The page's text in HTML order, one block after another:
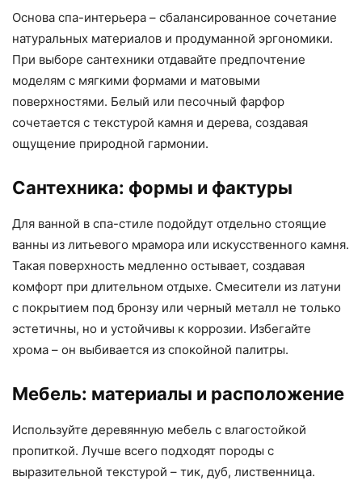
Основа спа-интерьера – сбалансированное сочетание
натуральных материалов и продуманной эргономики.
При выборе сантехники отдавайте предпочтение
моделям с мягкими формами и матовыми
поверхностями. Белый или песочный фарфор
сочетается с текстурой камня и дерева, создавая
ощущение природной гармонии.
Сантехника: формы и фактуры
Для ванной в спа-стиле подойдут отдельно стоящие
ванны из литьевого мрамора или искусственного камня.
Такая поверхность медленно остывает, создавая
комфорт при длительном отдыхе. Смесители из латуни
с покрытием под бронзу или черный металл не только
эстетичны, но и устойчивы к коррозии. Избегайте
хрома – он выбивается из спокойной палитры.
Мебель: материалы и расположение
Используйте деревянную мебель с влагостойкой
пропиткой. Лучше всего подходят породы с
выразительной текстурой – тик, дуб, лиственница.